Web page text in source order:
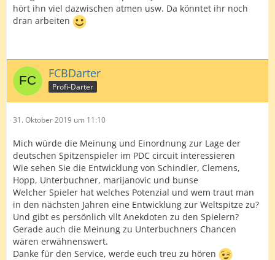
hört ihn viel dazwischen atmen usw. Da könntet ihr noch
dran arbeiten
FCBDarter
Profi-Darter
31. Oktober 2019 um 11:10
Mich würde die Meinung und Einordnung zur Lage der
deutschen Spitzenspieler im PDC circuit interessieren
Wie sehen Sie die Entwicklung von Schindler, Clemens,
Hopp, Unterbuchner, marijanovic und bunse
Welcher Spieler hat welches Potenzial und wem traut man
in den nächsten Jahren eine Entwicklung zur Weltspitze zu?
Und gibt es persönlich vllt Anekdoten zu den Spielern?
Gerade auch die Meinung zu Unterbuchners Chancen
wären erwähnenswert.
Danke für den Service, werde euch treu zu hören